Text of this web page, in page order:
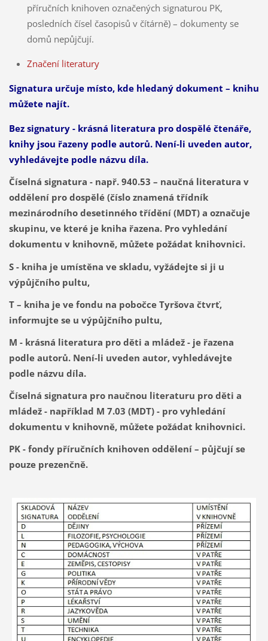
příručních knihoven označených signaturou PK,
posledních čísel časopisů v čítárně) – dokumenty se
domů nepůjčují.
Značení literatury
Signatura určuje místo, kde hledaný dokument – knihu
můžete najít.
Bez signatury - krásná literatura pro dospělé čtenáře,
knihy jsou řazeny podle autorů. Není-li uveden autor,
vyhledávejte podle názvu díla.
Číselná signatura - např. 940.53 – naučná literatura v
oddělení pro dospělé (číslo znamená třídník
mezinárodního desetinného třídění (MDT) a označuje
skupinu, ve které je kniha řazena. Pro vyhledání
dokumentu v knihovně, můžete požádat knihovnici.
S - kniha je umístěna ve skladu, vyžádejte si ji u
výpůjčního pultu,
T – kniha je ve fondu na pobočce Tyršova čtvrť,
informujte se u výpůjčního pultu,
M - krásná literatura pro děti a mládež - je řazena
podle autorů. Není-li uveden autor, vyhledávejte
podle názvu díla.
Číselná signatura pro naučnou literaturu pro děti a
mládež - například M 7.03 (MDT) - pro vyhledání
dokumentu v knihovně, můžete požádat knihovnici.
PK - fondy příručních knihoven oddělení – půjčují se
pouze prezenčně.